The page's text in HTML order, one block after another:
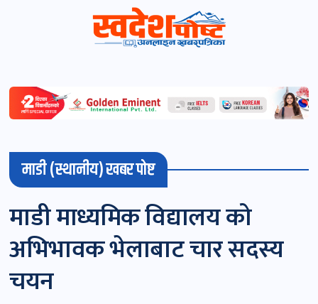
विशेष
माडी
(स्थानीय)
खबर
पोष्ट
खबर
माडी (स्थानीय) खबर पोष्ट
माडी माध्यमिक विद्यालय को
अभिभावक भेलाबाट चार सदस्य
चयन